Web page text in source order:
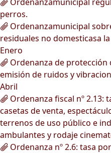
perros.
Ordenanzamunicipal
residuales no domesticasa
Enero
Ordenanza de
emisión de ruidos y
Abril
Ordenanza fiscal nº 2.13:
casetas de venta,
terrenos de uso público e
ambulantes y rodaje
Ordenanza nº 2.6: tasa